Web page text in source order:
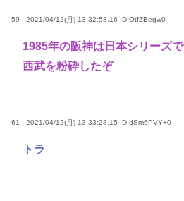
59 : 2021/04/12(月) 13:32:58.16 ID:OtfZBegw0
1985年の阪神は日本シリーズで
西武を粉砕したぞ
61 : 2021/04/12(月) 13:33:28.15 ID:dSm6PVY+0
トラ